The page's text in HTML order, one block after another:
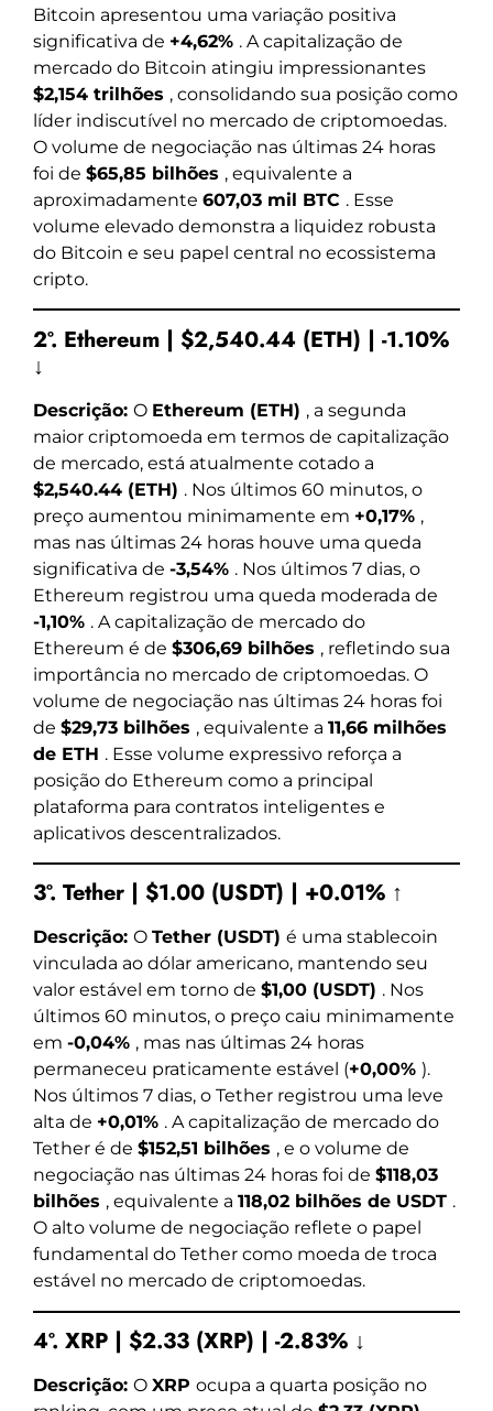
Bitcoin apresentou uma variação positiva
significativa de +4,62% . A capitalização de
mercado do Bitcoin atingiu impressionantes
$2,154 trilhões , consolidando sua posição como
líder indiscutível no mercado de criptomoedas.
O volume de negociação nas últimas 24 horas
foi de $65,85 bilhões , equivalente a
aproximadamente 607,03 mil BTC . Esse
volume elevado demonstra a liquidez robusta
do Bitcoin e seu papel central no ecossistema
cripto.
2º. Ethereum | $2,540.44 (ETH) | -1.10%
↓
Descrição: O Ethereum (ETH) , a segunda
maior criptomoeda em termos de capitalização
de mercado, está atualmente cotado a
$2,540.44 (ETH) . Nos últimos 60 minutos, o
preço aumentou minimamente em +0,17% ,
mas nas últimas 24 horas houve uma queda
significativa de -3,54% . Nos últimos 7 dias, o
Ethereum registrou uma queda moderada de
-1,10% . A capitalização de mercado do
Ethereum é de $306,69 bilhões , refletindo sua
importância no mercado de criptomoedas. O
volume de negociação nas últimas 24 horas foi
de $29,73 bilhões , equivalente a 11,66 milhões
de ETH . Esse volume expressivo reforça a
posição do Ethereum como a principal
plataforma para contratos inteligentes e
aplicativos descentralizados.
3º. Tether | $1.00 (USDT) | +0.01% ↑
Descrição: O Tether (USDT) é uma stablecoin
vinculada ao dólar americano, mantendo seu
valor estável em torno de $1,00 (USDT) . Nos
últimos 60 minutos, o preço caiu minimamente
em -0,04% , mas nas últimas 24 horas
permaneceu praticamente estável (+0,00% ).
Nos últimos 7 dias, o Tether registrou uma leve
alta de +0,01% . A capitalização de mercado do
Tether é de $152,51 bilhões , e o volume de
negociação nas últimas 24 horas foi de $118,03
bilhões , equivalente a 118,02 bilhões de USDT .
O alto volume de negociação reflete o papel
fundamental do Tether como moeda de troca
estável no mercado de criptomoedas.
4º. XRP | $2.33 (XRP) | -2.83% ↓
Descrição: O XRP ocupa a quarta posição no